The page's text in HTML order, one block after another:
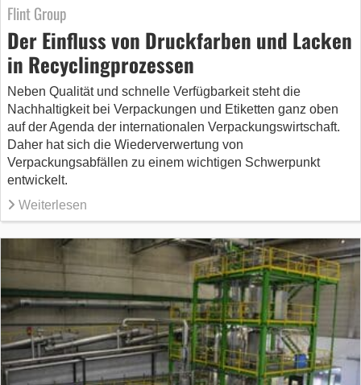
Flint Group
Der Einfluss von Druckfarben und Lacken
in Recyclingprozessen
Neben Qualität und schnelle Verfügbarkeit steht die
Nachhaltigkeit bei Verpackungen und Etiketten ganz oben
auf der Agenda der internationalen Verpackungswirtschaft.
Daher hat sich die Wiederverwertung von
Verpackungsabfällen zu einem wichtigen Schwerpunkt
entwickelt.
Weiterlesen